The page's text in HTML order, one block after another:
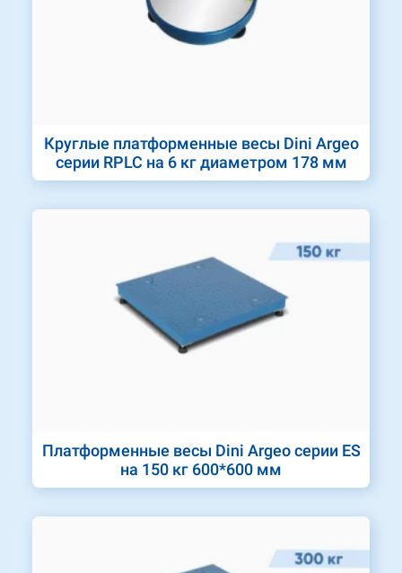
Круглые платформенные весы Dini Argeo
серии RPLC на 6 кг диаметром 178 мм
Платформенные весы Dini Argeo серии ES
на 150 кг 600*600 мм